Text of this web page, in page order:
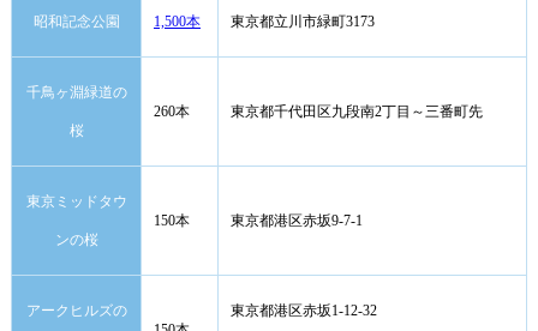
昭和記念公園 1,500本 東京都立川市緑町3173
千鳥ヶ淵緑道の
桜
260本 東京都千代田区九段南2丁目～三番町先
東京ミッドタウ
ンの桜
150本 東京都港区赤坂9-7-1
アークヒルズの 東京都港区赤坂1-12-32